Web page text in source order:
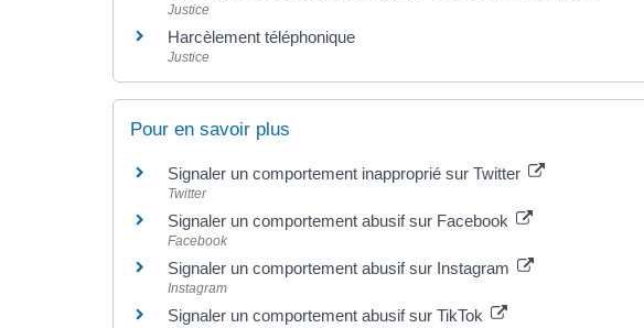
Justice
Harcèlement téléphonique
Justice
Pour en savoir plus
Signaler un comportement inapproprié sur Twitter
Twitter
Signaler un comportement abusif sur Facebook
Facebook
Signaler un comportement abusif sur Instagram
Instagram
Signaler un comportement abusif sur TikTok